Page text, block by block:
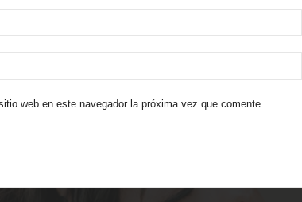
web en este navegador la próxima vez que comente.